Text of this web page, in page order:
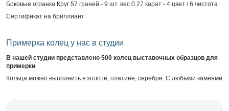
Боковые огранка Круг 57 граней - 9 шт. вес 0.27 карат - 4 цвет / 6 чистота
Сертификат на бриллиант
Примерка колец у нас в студии
В нашей студии представлено 500 колец выставочных образцов для
примерки
Кольца можно выполнить в золоте, платине, серебре. С любыми камнями